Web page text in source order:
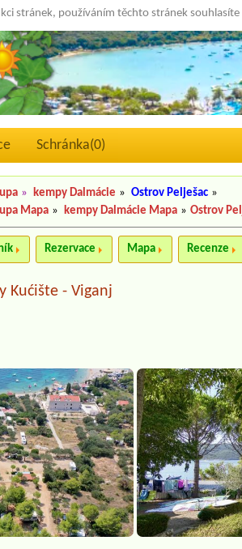
stránek, používáním těchto stránek
Schránka(0)
» kempy Dalmácie » Ostrov Pelješac »
Mapa » kempy Dalmácie Mapa » Ostrov
Rezervace Mapa Recenze
Kućište - Viganj